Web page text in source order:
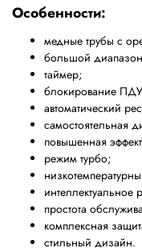
Особенности:
медные трубы с
большой
таймер;
блокирование
автоматический
самостоятельная
повышенная
режим турбо;
простота
комплексная
стильный дизайн.